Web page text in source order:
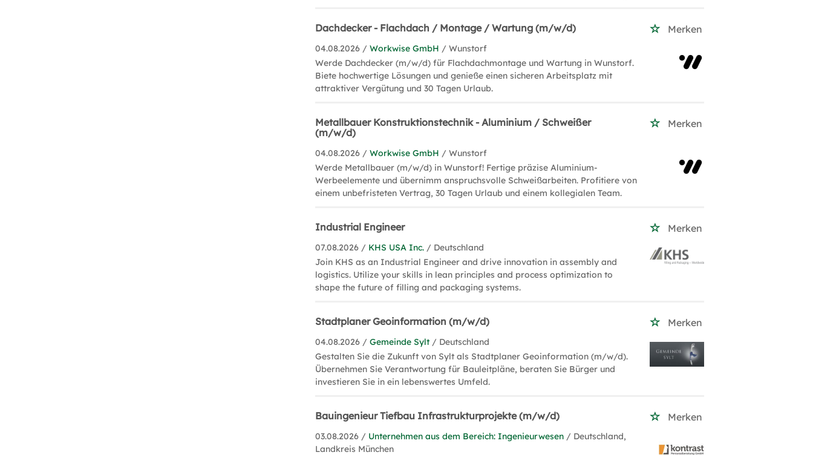
Dachdecker - Flachdach / Montage / Wartung (m/w/d) Merken
04.08.2026 /Workwise GmbH / Wunstorf
Werde Dachdecker (m/w/d) für Flachdachmontage und Wartung in Wunstorf.
Biete hochwertige Lösungen und genieße einen sicheren Arbeitsplatz mit
attraktiver Vergütung und 30 Tagen Urlaub.
Metallbauer Konstruktionstechnik - Aluminium / Schweißer
(m/w/d)
Merken
04.08.2026 /Workwise GmbH / Wunstorf
Werde Metallbauer (m/w/d) in Wunstorf! Fertige präzise Aluminium-
Werbeelemente und übernimm anspruchsvolle Schweißarbeiten. Profitiere von
einem unbefristeten Vertrag, 30 Tagen Urlaub und einem kollegialen Team.
Industrial Engineer Merken
07.08.2026 / KHS USA Inc. / Deutschland
Join KHS as an Industrial Engineer and drive innovation in assembly and
logistics. Utilize your skills in lean principles and process optimization to
shape the future of filling and packaging systems.
Stadtplaner Geoinformation (m/w/d) Merken
04.08.2026 /Gemeinde Sylt / Deutschland
Gestalten Sie die Zukunft von Sylt als Stadtplaner Geoinformation (m/w/d).
Übernehmen Sie Verantwortung für Bauleitpläne, beraten Sie Bürger und
investieren Sie in ein lebenswertes Umfeld.
Bauingenieur Tiefbau Infrastrukturprojekte (m/w/d) Merken
03.08.2026 / Unternehmen aus dem Bereich: Ingenieurwesen / Deutschland,
Landkreis München